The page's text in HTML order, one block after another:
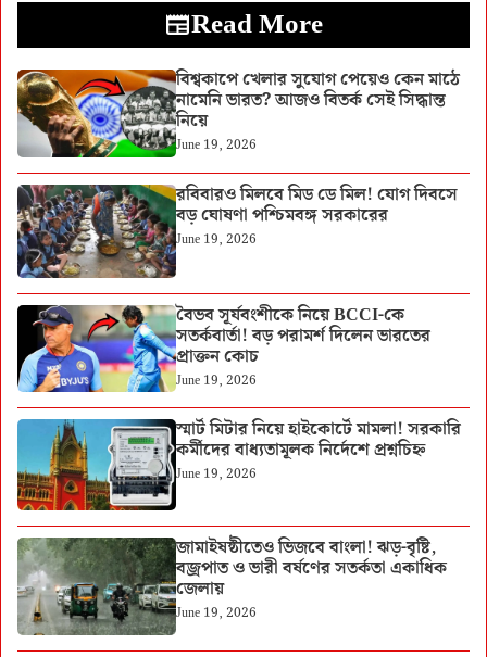
Read More
বিশ্বকাপে খেলার সুযোগ পেয়েও কেন মাঠে
নামেনি ভারত? আজও বিতর্ক সেই সিদ্ধান্ত
নিয়ে
June 19, 2026
রবিবারও মিলবে মিড ডে মিল! যোগ দিবসে
বড় ঘোষণা পশ্চিমবঙ্গ সরকারের
June 19, 2026
বৈভব সূর্যবংশীকে নিয়ে BCCI-কে
সতর্কবার্তা! বড় পরামর্শ দিলেন ভারতের
প্রাক্তন কোচ
June 19, 2026
স্মার্ট মিটার নিয়ে হাইকোর্টে মামলা! সরকারি
কর্মীদের বাধ্যতামূলক নির্দেশে প্রশ্নচিহ্ন
June 19, 2026
জামাইষষ্ঠীতেও ভিজবে বাংলা! ঝড়-বৃষ্টি,
বজ্রপাত ও ভারী বর্ষণের সতর্কতা একাধিক
জেলায়
June 19, 2026